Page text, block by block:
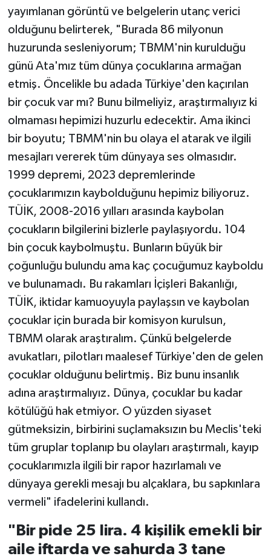
yayımlanan görüntü ve belgelerin utanç verici
olduğunu belirterek, "Burada 86 milyonun
huzurunda sesleniyorum; TBMM'nin kurulduğu
günü Ata'mız tüm dünya çocuklarına armağan
etmiş. Öncelikle bu adada Türkiye'den kaçırılan
bir çocuk var mı? Bunu bilmeliyiz, araştırmalıyız ki
olmaması hepimizi huzurlu edecektir. Ama ikinci
bir boyutu; TBMM'nin bu olaya el atarak ve ilgili
mesajları vererek tüm dünyaya ses olmasıdır.
1999 depremi, 2023 depremlerinde
çocuklarımızın kaybolduğunu hepimiz biliyoruz.
TÜİK, 2008-2016 yılları arasında kaybolan
çocukların bilgilerini bizlerle paylaşıyordu. 104
bin çocuk kaybolmuştu. Bunların büyük bir
çoğunluğu bulundu ama kaç çocuğumuz kayboldu
ve bulunamadı. Bu rakamları İçişleri Bakanlığı,
TÜİK, iktidar kamuoyuyla paylaşsın ve kaybolan
çocuklar için burada bir komisyon kurulsun,
TBMM olarak araştıralım. Çünkü belgelerde
avukatları, pilotları maalesef Türkiye'den de gelen
çocuklar olduğunu belirtmiş. Biz bunu insanlık
adına araştırmalıyız. Dünya, çocuklar bu kadar
kötülüğü hak etmiyor. O yüzden siyaset
gütmeksizin, birbirini suçlamaksızın bu Meclis'teki
tüm gruplar toplanıp bu olayları araştırmalı, kayıp
çocuklarımızla ilgili bir rapor hazırlamalı ve
dünyaya gerekli mesajı bu alçaklara, bu sapkınlara
vermeli" ifadelerini kullandı.
"Bir pide 25 lira. 4 kişilik emekli bir
aile iftarda ve sahurda 3 tane